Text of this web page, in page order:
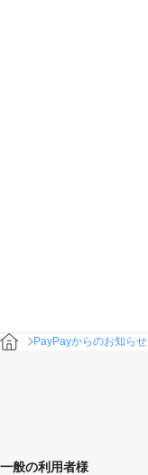
PayPayからのお知らせ
一般の利用者様